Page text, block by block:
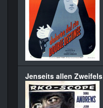
Jenseits allen Zweifels